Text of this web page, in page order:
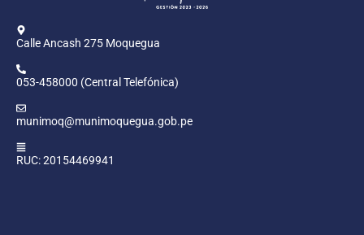
Calle Ancash 275 Moquegua
053-458000 (Central Telefónica)
munimoq@munimoquegua.gob.pe
RUC: 20154469941